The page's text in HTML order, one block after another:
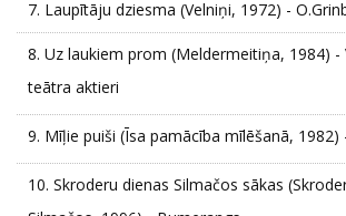
7. Laupītāju dziesma (Velniņi, 1972) -
8. Uz laukiem prom (Meldermeitiņa, 1984) -
teātra aktieri
9. Mīļie puiši (Īsa pamācība mīlēšanā, 1982)
10. Skroderu dienas Silmačos sākas